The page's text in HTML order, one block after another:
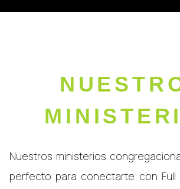
Nuestros ministerios
perfecto para conectarte con Full